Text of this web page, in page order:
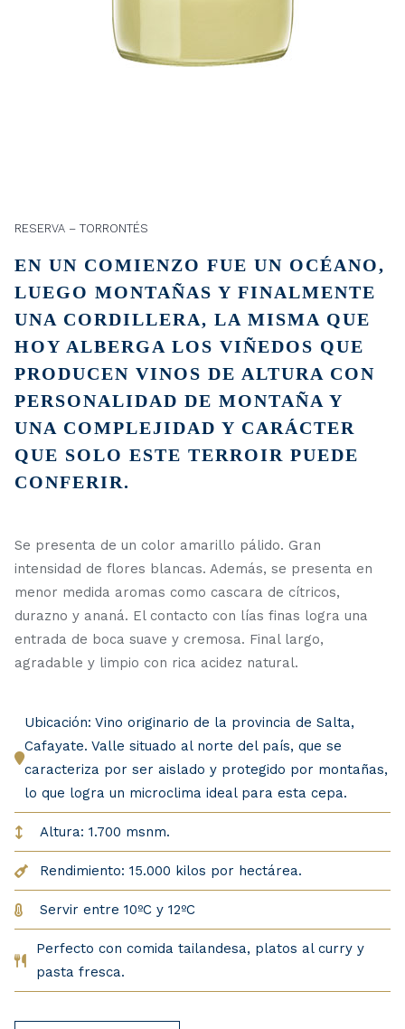
RESERVA – TORRONTÉS
EN UN COMIENZO FUE UN OCÉANO,
LUEGO MONTAÑAS Y FINALMENTE
UNA CORDILLERA, LA MISMA QUE
HOY ALBERGA LOS VIÑEDOS QUE
PRODUCEN VINOS DE ALTURA CON
PERSONALIDAD DE MONTAÑA Y
UNA COMPLEJIDAD Y CARÁCTER
QUE SOLO ESTE TERROIR PUEDE
CONFERIR.
Se presenta de un color amarillo pálido. Gran
intensidad de flores blancas. Además, se presenta en
menor medida aromas como cascara de cítricos,
durazno y ananá. El contacto con lías finas logra una
entrada de boca suave y cremosa. Final largo,
agradable y limpio con rica acidez natural.
Ubicación: Vino originario de la provincia de Salta,
Cafayate. Valle situado al norte del país, que se
caracteriza por ser aislado y protegido por montañas,
lo que logra un microclima ideal para esta cepa.
Altura: 1.700 msnm.
Rendimiento: 15.000 kilos por hectárea.
Servir entre 10ºC y 12ºC
Perfecto con comida tailandesa, platos al curry y
pasta fresca.